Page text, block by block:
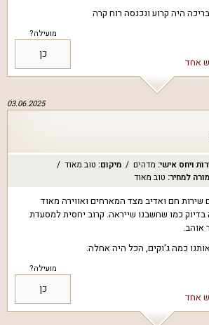
היה קרוע ונכנסה רוח קרה
אחד
מועילה?
כן
03.06.2025
ויחס אישי: מדהים מיקום: טוב מאוד
למחיר: טוב מאוד
שירות חם ואדיב מצד המארחים ואווירה מאוד
כמו שחשבנו שייראה. קרוב יחסית למסעדת
כמה ג'וקים, הכל היה אחלה.
אחד
מועילה?
כן